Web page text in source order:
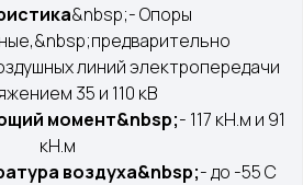
&nbsp;- Опоры
линий электропередачи
35 и 110 кВ
момент&nbsp;- 117 кН.м и 91
кН.м
воздуха&nbsp;- до -55 С